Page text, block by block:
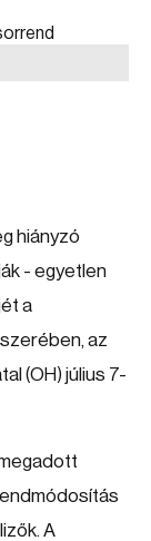
hiányzó
- egyetlen
a
az
(OH) július 7-
A